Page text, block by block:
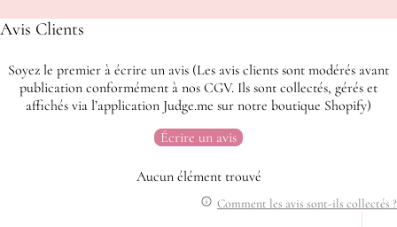
Avis Clients
Soyez le premier à écrire un avis (Les avis clients sont modérés avant
publication conformément à nos CGV. Ils sont collectés, gérés et
affichés via l’application Judge.me sur notre boutique Shopify)
Écrire un avis
Aucun élément trouvé
Comment les avis sont-ils collectés ?